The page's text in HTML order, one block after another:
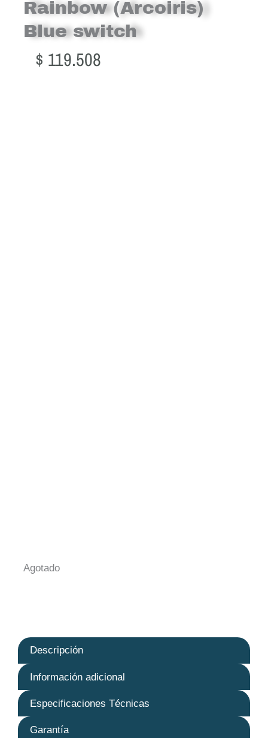
Rainbow (Arcoiris)
Blue switch
$ 119.508
Agotado
Descripción
Información adicional
Especificaciones Técnicas
Garantía